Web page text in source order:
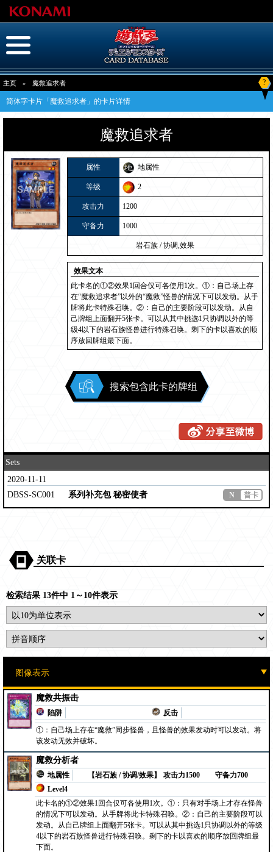
主页 » 魔救追求者 ?
简体字卡片「魔救追求者」的卡片详情
魔救追求者
属性 地属性
等级 2
攻击力 1200
守备力 1000
岩石族 / 协调,效果
效果文本
此卡名的①②效果1回合仅可各使用1次。①：自己场上存
在“魔救追求者”以外的“魔救”怪兽的情况下可以发动。从手
牌将此卡特殊召唤。②：自己的主要阶段可以发动。从自
己牌组上面翻开5张卡。可以从其中挑选1只协调以外的等
级4以下的岩石族怪兽进行特殊召唤。剩下的卡以喜欢的顺
序放回牌组最下面。
搜索包含此卡的牌组
Sets
2020-11-11
DBSS-SC001
系列补充包 秘密使者 N 普卡
关联卡
检索结果 13件中 1～10件表示
魔救共振击
陷阱
反击
①：自己场上存在“魔救”同步怪兽，且怪兽的效果发动时可以发动。将
该发动无效并破坏。
魔救分析者
地属性
【岩石族 / 协调/效果】
Level4
攻击力1500 守备力700
此卡名的①②效果1回合仅可各使用1次。①：只有对手场上才存在怪兽
的情况下可以发动。从手牌将此卡特殊召唤。②：自己的主要阶段可以
发动。从自己牌组上面翻开5张卡。可以从其中挑选1只协调以外的等级
4以下的岩石族怪兽进行特殊召唤。剩下的卡以喜欢的顺序放回牌组最
下面。